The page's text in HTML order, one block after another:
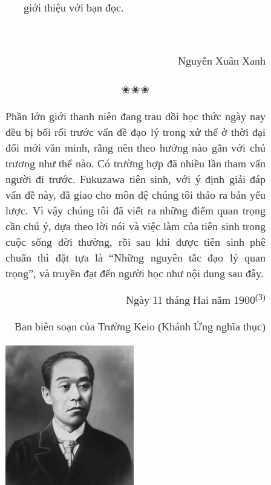
giới thiệu với bạn đọc.
Nguyễn Xuân Xanh
✬✬✬
Phần lớn giới thanh niên đang trau dồi học thức ngày nay
đều bị bối rối trước vấn đề đạo lý trong xử thế ở thời đại
đổi mới văn minh, rằng nên theo hướng nào gắn với chủ
trương như thế nào. Có trường hợp đã nhiều lần tham vấn
người đi trước. Fukuzawa tiên sinh, với ý định giải đáp
vấn đề này, đã giao cho môn đệ chúng tôi thảo ra bản yếu
lược. Vì vậy chúng tôi đã viết ra những điểm quan trọng
cần chú ý, dựa theo lời nói và việc làm của tiên sinh trong
cuộc sống đời thường, rồi sau khi được tiên sinh phê
chuẩn thì đặt tựa là “Những nguyên tắc đạo lý quan
trọng”, và truyền đạt đến người học như nội dung sau đây.
Ngày 11 tháng Hai năm 1900(3)
Ban biên soạn của Trường Keio (Khánh Ứng nghĩa thục)